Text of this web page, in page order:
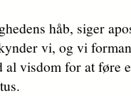
håb, siger
vi, og vi
visdom for at føre